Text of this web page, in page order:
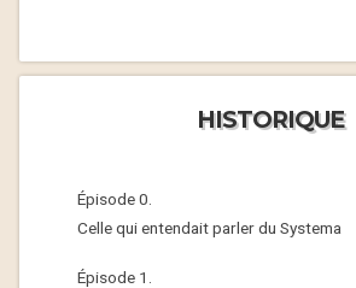
HISTORIQUE
Épisode 0.
Celle qui entendait parler du Systema
Épisode 1.